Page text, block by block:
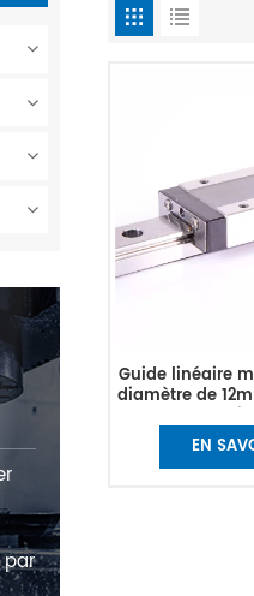
Guide linéaire
diamètre de
EN